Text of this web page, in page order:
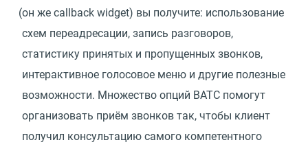
(он же callback widget) вы получите: использование
схем переадресации, запись разговоров,
статистику принятых и пропущенных звонков,
интерактивное голосовое меню и другие полезные
возможности. Множество опций ВАТС помогут
организовать приём звонков так, чтобы клиент
получил консультацию самого компетентного